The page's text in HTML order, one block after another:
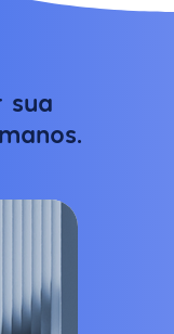
sua
.